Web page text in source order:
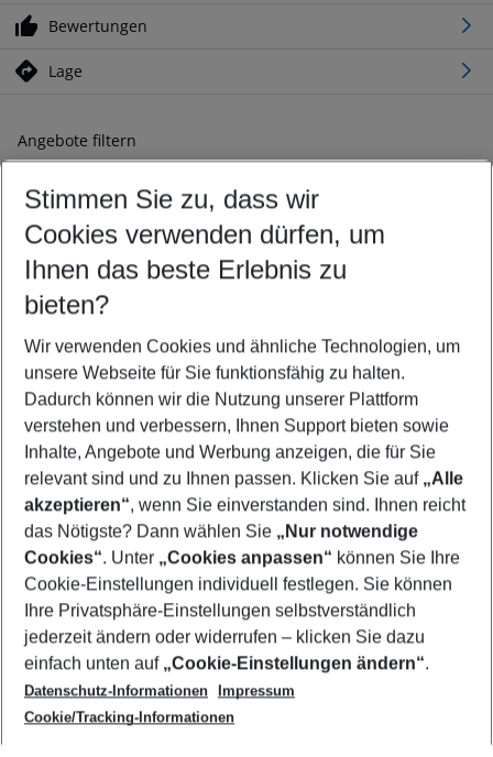
Bewertungen
Lage
Angebote filtern
Ändern Sie Ihre Kriterien nach Ihren Wünschen
Abflughafen wählen
Beliebiger Abflughafen
Reisezeitraum wählen
09.08.26– 07.08.27 5-8 Nächte
2 Erwachsene Keine Kinder
Mehr Filter anzeigen
Footer
Footer navigation
Über uns
AGB
Cookie-Einstellungen ändern
Cookie-Richtlinie
Datenschutz
Service & Hilfe
Barrierefreies Reisen
Check-in
Folgen Sie uns
Stimmen Sie zu, dass wir
Cookies verwenden dürfen, um
Ihnen das beste Erlebnis zu
bieten?
Wir verwenden Cookies und ähnliche Technologien, um
unsere Webseite für Sie funktionsfähig zu halten.
Dadurch können wir die Nutzung unserer Plattform
verstehen und verbessern, Ihnen Support bieten sowie
Inhalte, Angebote und Werbung anzeigen, die für Sie
relevant sind und zu Ihnen passen. Klicken Sie auf „Alle
akzeptieren“, wenn Sie einverstanden sind. Ihnen reicht
das Nötigste? Dann wählen Sie „Nur notwendige
Cookies“. Unter „Cookies anpassen“ können Sie Ihre
Cookie-Einstellungen individuell festlegen. Sie können
Ihre Privatsphäre-Einstellungen selbstverständlich
jederzeit ändern oder widerrufen – klicken Sie dazu
einfach unten auf „Cookie-Einstellungen ändern“.
Datenschutz-Informationen
Impressum
Cookie/Tracking-Informationen